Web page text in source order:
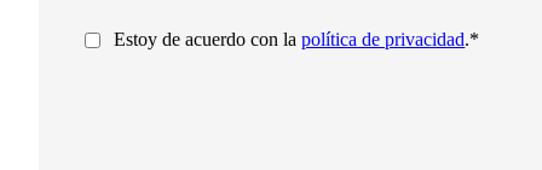
Consentimiento*
Estoy de acuerdo con lapolítica de privacidad.*